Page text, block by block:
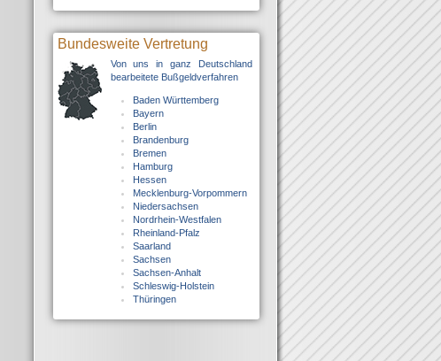
Bundesweite Vertretung
Von uns in ganz Deutschland
bearbeitete Bußgeldverfahren
Baden Württemberg
Bayern
Berlin
Brandenburg
Bremen
Hamburg
Hessen
Mecklenburg-Vorpommern
Niedersachsen
Nordrhein-Westfalen
Rheinland-Pfalz
Saarland
Sachsen
Sachsen-Anhalt
Schleswig-Holstein
Thüringen